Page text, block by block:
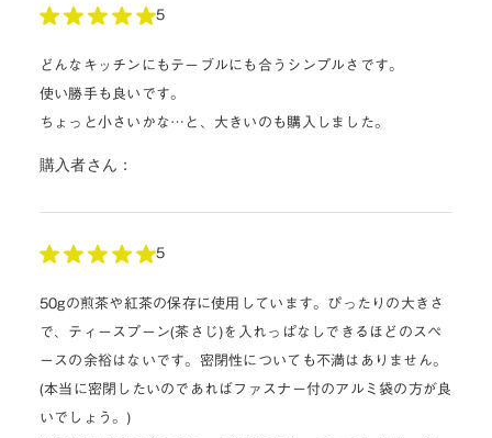
5
どんなキッチンにもテーブルにも合うシンプルさです。
使い勝手も良いです。
ちょっと小さいかな…と、大きいのも購入しました。
購入者さん：
5
50gの煎茶や紅茶の保存に使用しています。ぴったりの大きさ
で、ティースプーン(茶さじ)を入れっぱなしできるほどのスペ
ースの余裕はないです。密閉性についても不満はありません。
(本当に密閉したいのであればファスナー付のアルミ袋の方が良
いでしょう。)